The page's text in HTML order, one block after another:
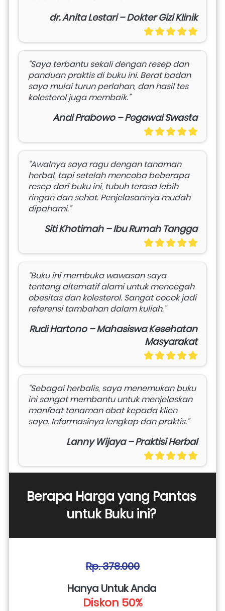
dr. Anita Lestari – Dokter Gizi Klinik
“Saya terbantu sekali dengan resep dan
panduan praktis di buku ini. Berat badan
saya mulai turun perlahan, dan hasil tes
kolesterol juga membaik.”
Andi Prabowo – Pegawai Swasta
“Awalnya saya ragu dengan tanaman
herbal, tapi setelah mencoba beberapa
resep dari buku ini, tubuh terasa lebih
ringan dan sehat. Penjelasannya mudah
dipahami.”
Siti Khotimah – Ibu Rumah Tangga
“Buku ini membuka wawasan saya
tentang alternatif alami untuk mencegah
obesitas dan kolesterol. Sangat cocok jadi
referensi tambahan dalam kuliah.”
Rudi Hartono – Mahasiswa Kesehatan
Masyarakat
“Sebagai herbalis, saya menemukan buku
ini sangat membantu untuk menjelaskan
manfaat tanaman obat kepada klien
saya. Informasinya lengkap dan praktis.”
Lanny Wijaya – Praktisi Herbal
Berapa Harga yang Pantas
untuk Buku ini?
Rp. 378.000
Hanya Untuk Anda
Diskon 50%